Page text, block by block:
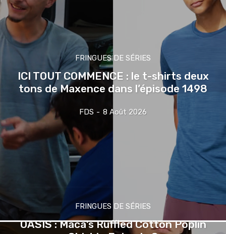
FRINGUES DE SÉRIES
ICI TOUT COMMENCE : le t-shirts deux
tons de Maxence dans l’épisode 1498
FDS - 8 Août 2026
FRINGUES DE SÉRIES
OASIS : Maca’s Ruffled Cotton Poplin